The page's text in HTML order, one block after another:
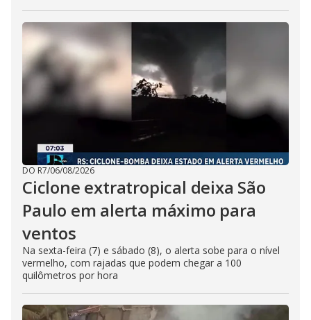
DO R7/06/08/2026
Ciclone extratropical deixa São
Paulo em alerta máximo para
ventos
Na sexta-feira (7) e sábado (8), o alerta sobe para o nível
vermelho, com rajadas que podem chegar a 100
quilômetros por hora